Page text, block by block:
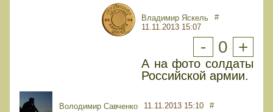
Владимир Яскель
11.11.2013 15:07
#
- 0 +
А на фото солдаты
Российской армии.
Володимир Савченко 11.11.2013 15:10 #